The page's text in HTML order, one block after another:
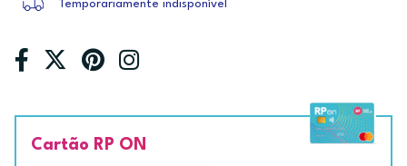
Temporariamente indisponível
Cartão RP ON